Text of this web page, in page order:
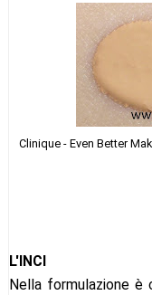
Clinique - Even Better
L'INCI
Nella formulazione è